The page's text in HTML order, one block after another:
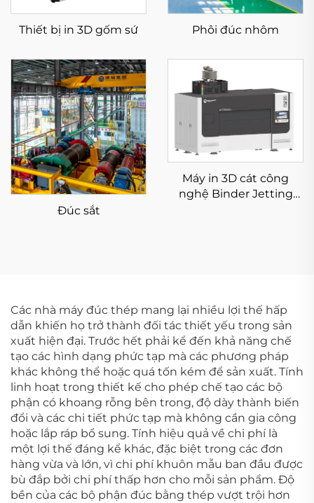
Thiết bị in 3D gốm sứ Phôi đúc nhôm
Đúc sắt
Máy in 3D cát công
nghệ Binder Jetting
Các nhà máy đúc thép mang lại nhiều lợi thế hấp
dẫn khiến họ trở thành đối tác thiết yếu trong sản
xuất hiện đại. Trước hết phải kể đến khả năng chế
tạo các hình dạng phức tạp mà các phương pháp
khác không thể hoặc quá tốn kém để sản xuất. Tính
linh hoạt trong thiết kế cho phép chế tạo các bộ
phận có khoang rỗng bên trong, độ dày thành biến
đổi và các chi tiết phức tạp mà không cần gia công
hoặc lắp ráp bổ sung. Tính hiệu quả về chi phí là
một lợi thế đáng kể khác, đặc biệt trong các đơn
hàng vừa và lớn, vì chi phí khuôn mẫu ban đầu được
bù đắp bởi chi phí thấp hơn cho mỗi sản phẩm. Độ
bền của các bộ phận đúc bằng thép vượt trội hơn